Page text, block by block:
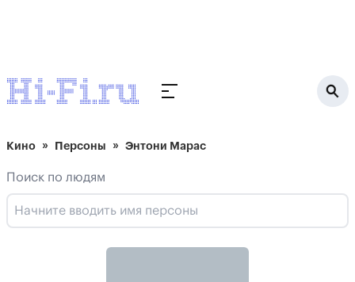
Кино Персоны Энтони Марас
Поиск по людям